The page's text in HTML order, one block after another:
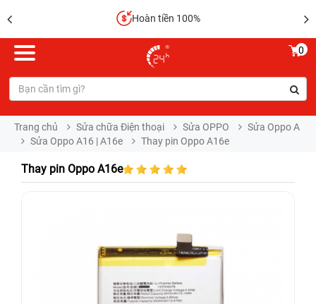
Hoàn tiền 100%
0
Trang chủ Sửa chữa Điện thoại Sửa OPPO
Sửa Oppo A
Sửa Oppo A16 | A16e
Thay pin Oppo A16e
Thay pin Oppo A16e